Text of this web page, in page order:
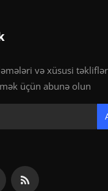
və xüsusi
üçün abunə olun